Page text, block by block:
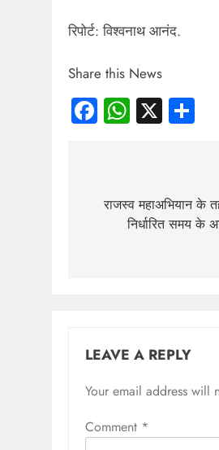
रिपोर्ट: विश्वनाथ आनंद.
Share this News
Facebook
X
navigation
राजस्व महाअभियान के
निर्धारित समय
LEAVE A REPLY
Your email address will
Comment *